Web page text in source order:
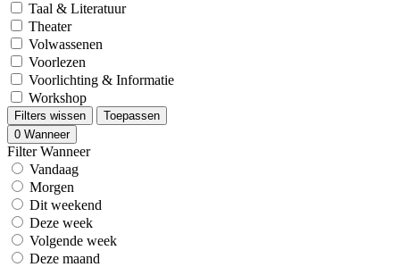
Taal & Literatuur
Theater
Volwassenen
Voorlezen
Voorlichting & Informatie
Workshop
Filters wissen
Toepassen
0 Wanneer
Filter Wanneer
Vandaag
Morgen
Dit weekend
Deze week
Volgende week
Deze maand